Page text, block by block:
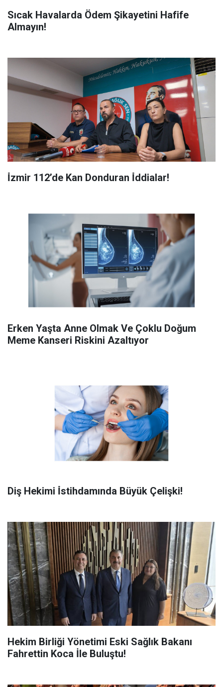
Sıcak Havalarda Ödem Şikayetini Hafife
Almayın!
İ̇zmir 112’de Kan Donduran İ̇ddialar!
Erken Yaşta Anne Olmak Ve Çoklu Doğum
Meme Kanseri Riskini Azaltıyor
Diş Hekimi İ̇stihdamında Büyük Çelişki!
Hekim Birliği Yönetimi Eski Sağlık Bakanı
Fahrettin Koca İle Buluştu!